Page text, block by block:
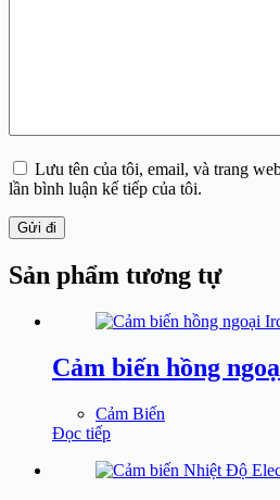
Lưu tên của tôi, email, và trang
lần bình luận kế tiếp của tôi.
Gửi đi
Sản phẩm tương tự
Cảm biến hồng
Cảm Biến
Đọc tiếp